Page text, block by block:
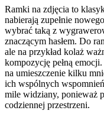
Ramki na zdjęcia to
nabierają zupełnie
wybrać taką z
znaczącym hasłem. Do
ale na przykład kolaż
kompozycję pełną
na umieszczenie kilku
ich wspólnych
mile widziany, ponieważ
codziennej przestrzeni.